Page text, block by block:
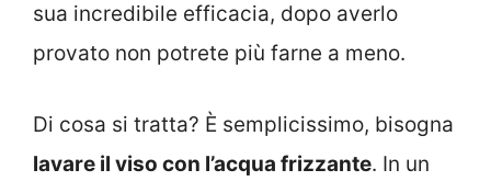
sua incredibile efficacia, dopo averlo
provato non potrete più farne a meno.
Di cosa si tratta? È semplicissimo, bisogna
lavare il viso con l’acqua frizzante. In un